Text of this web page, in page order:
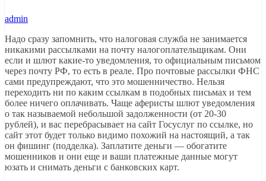
admin
Надо сразу запомнить, что налоговая служба не занимается
никакими рассылками на почту налогоплательщикам. Они
если и шлют какие-то уведомления, то официальным письмом
через почту РФ, то есть в реале. Про почтовые рассылки ФНС
сами предупреждают, что это мошенничество. Нельзя
переходить ни по каким ссылкам в подобных письмах и тем
более ничего оплачивать. Чаще аферисты шлют уведомления
о так называемой небольшой задолженности (от 20-30
рублей), и вас перебрасывает на сайт Госуслуг по ссылке, но
сайт этот будет только видимо похожий на настоящий, а так
он фишинг (подделка). Заплатите деньги — обогатите
мошенников и они еще и ваши платежные данные могут
юзать и снимать деньги с банковских карт.